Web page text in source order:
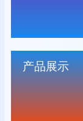
产品展示